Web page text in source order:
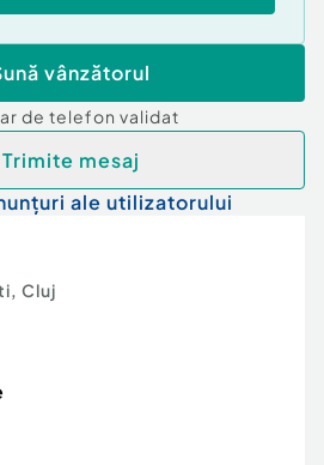
vânzătorul
de telefon validat
Trimite mesaj
ale utilizatorului
, Cluj